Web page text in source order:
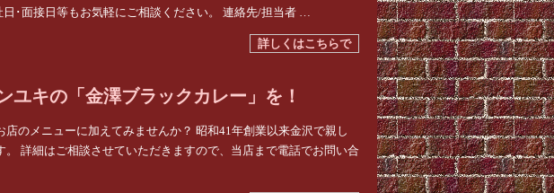
面接日等もお気軽にご相談ください。 連絡先/担当者 …
詳しくはこちらで
ユキの「金澤ブラックカレー」を！
のメニューに加えてみませんか？ 昭和41年創業以来金沢で親し
詳細はご相談させていただきますので、当店まで電話でお問い合